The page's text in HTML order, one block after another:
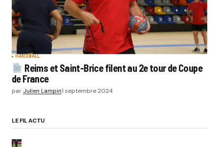
HANDBALL
Reims et Saint-Brice filent au 2e tour de Coupe
de France
par Julien Lampin1 septembre 2024
LE FIL ACTU